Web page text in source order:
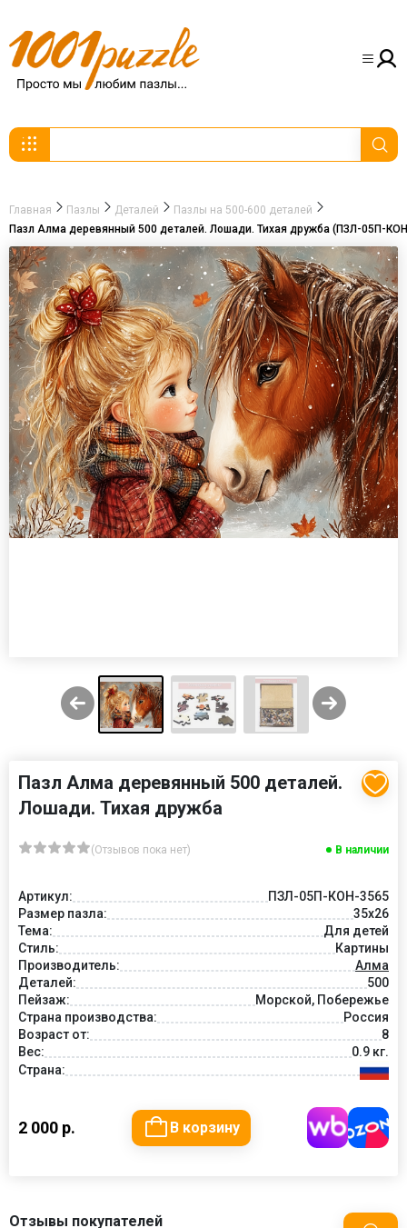
Главная Пазлы Деталей
Пазлы на 500-600 деталей
Пазл Алма деревянный 500 деталей. Лошади. Тихая дружба (ПЗЛ-05П-
Пазл Алма деревянный 500 деталей.
Лошади. Тихая дружба
(Отзывов пока нет) В наличии
Артикул:
ПЗЛ-05П-КОН-3565
Размер пазла:
35х26
Тема:
Для детей
Стиль:
Картины
Производитель:
Алма
Деталей:
500
Пейзаж:
Морской, Побережье
Страна производства:
Россия
Возраст от:
8
Вес:
0.9 кг.
Страна:
2 000 р. В корзину
Отзывы покупателей